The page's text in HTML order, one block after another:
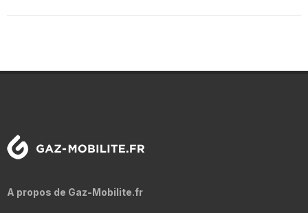
A propos de Gaz-Mobilite.fr